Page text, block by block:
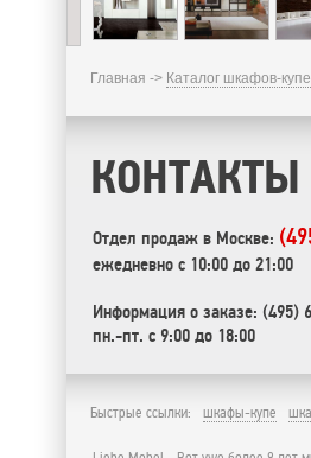
Главная -> Каталог шкафов-купе
КОНТАКТЫ
Отдел продаж в Москве:
ежедневно с 10:00 до 21:00
Информация о заказе: (495)
пн.-пт. с 9:00 до 18:00
Быстрые ссылки: шкафы-купе